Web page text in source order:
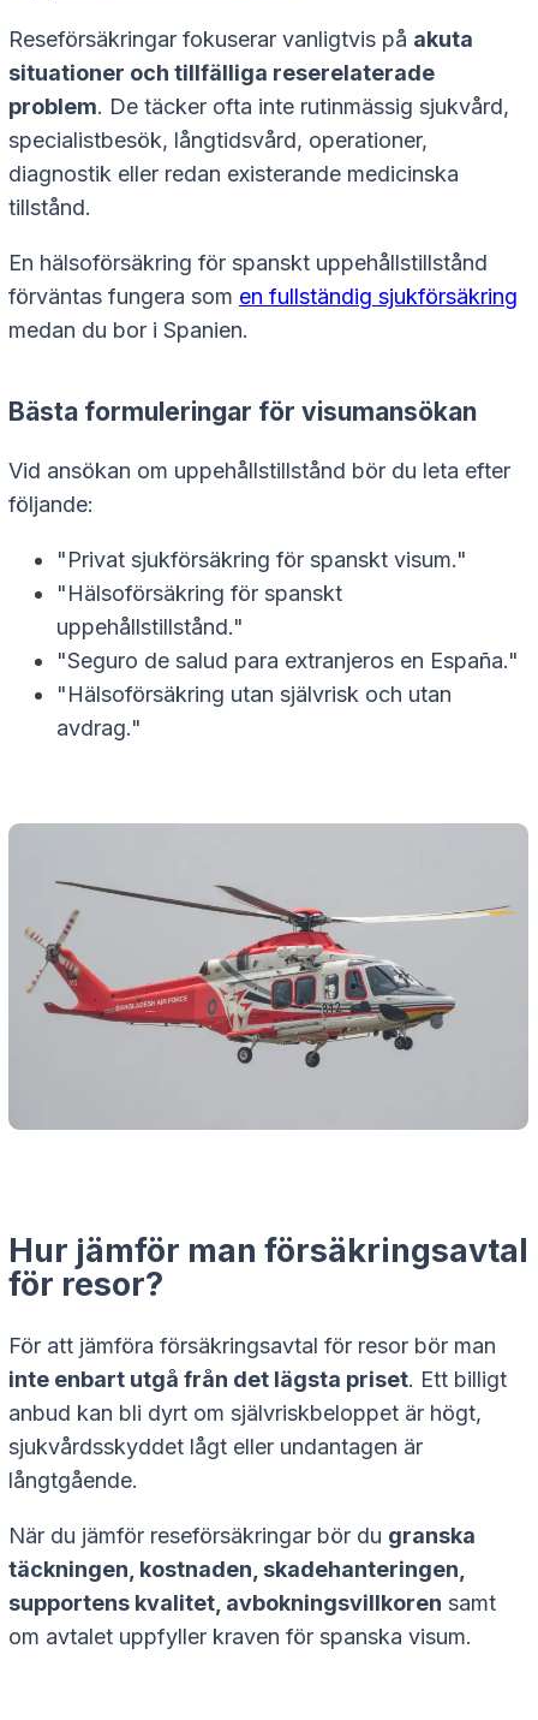
Reseförsäkringar fokuserar vanligtvis på akuta
situationer och tillfälliga reserelaterade
problem. De täcker ofta inte rutinmässig sjukvård,
specialistbesök, långtidsvård, operationer,
diagnostik eller redan existerande medicinska
tillstånd.
En hälsoförsäkring för spanskt uppehållstillstånd
förväntas fungera som en fullständig sjukförsäkring
medan du bor i Spanien.
Bästa formuleringar för visumansökan
Vid ansökan om uppehållstillstånd bör du leta efter
följande:
"Privat sjukförsäkring för spanskt visum."
"Hälsoförsäkring för spanskt
uppehållstillstånd."
"Seguro de salud para extranjeros en España."
"Hälsoförsäkring utan självrisk och utan
avdrag."
Hur jämför man försäkringsavtal
för resor?
För att jämföra försäkringsavtal för resor bör man
inte enbart utgå från det lägsta priset. Ett billigt
anbud kan bli dyrt om självriskbeloppet är högt,
sjukvårdsskyddet lågt eller undantagen är
långtgående.
När du jämför reseförsäkringar bör du granska
täckningen, kostnaden, skadehanteringen,
supportens kvalitet, avbokningsvillkoren samt
om avtalet uppfyller kraven för spanska visum.